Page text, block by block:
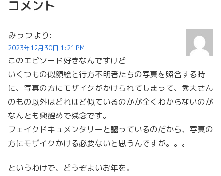
コメント
みっつ より:
2023年12月30日 1:21 PM
このエピソード好きなんですけど
いくつもの似顔絵と行方不明者たちの写真を照合する時
に、写真の方にモザイクがかけられてしまって、秀夫さん
のもの以外はどれほど似ているのかが全くわからないのが
なんとも興醒めで残念です。
フェイクドキュメンタリーと謳っているのだから、写真の
方にモザイクかける必要ないと思うんですが。。。
というわけで、どうぞよいお年を。